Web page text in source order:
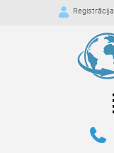
Registrācija